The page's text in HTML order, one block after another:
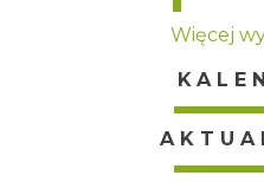
Więcej